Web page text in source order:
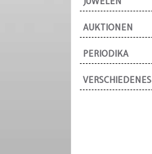
AUKTIONEN
PERIODIKA
VERSCHIEDENES